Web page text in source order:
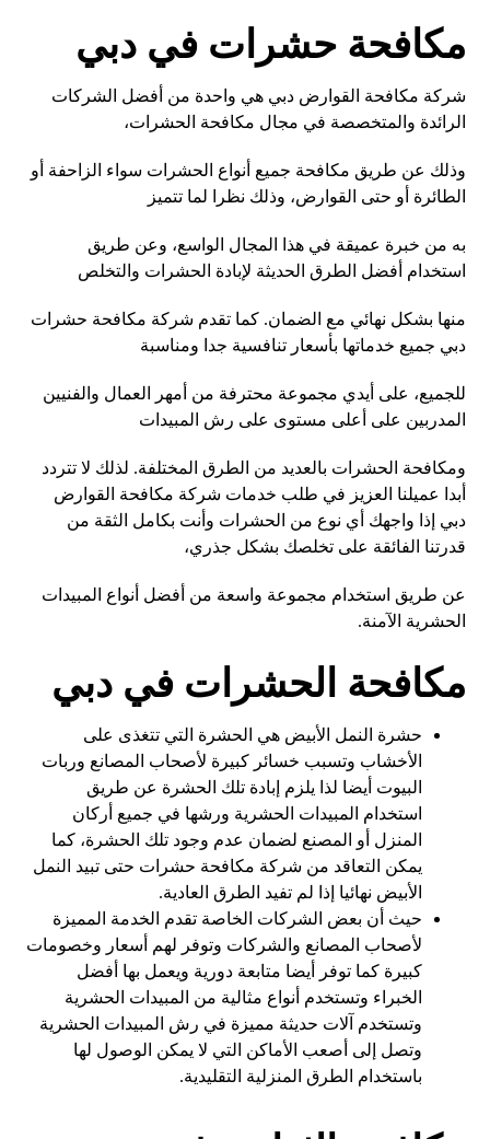
مكافحة حشرات في دبي
شركة مكافحة القوارض دبي هي واحدة من أفضل الشركات
الرائدة والمتخصصة في مجال مكافحة الحشرات،
وذلك عن طريق مكافحة جميع أنواع الحشرات سواء الزاحفة أو
الطائرة أو حتى القوارض، وذلك نظرا لما تتميز
به من خبرة عميقة في هذا المجال الواسع، وعن طريق
استخدام أفضل الطرق الحديثة لإبادة الحشرات والتخلص
منها بشكل نهائي مع الضمان. كما تقدم شركة مكافحة حشرات
دبي جميع خدماتها بأسعار تنافسية جدا ومناسبة
للجميع، على أيدي مجموعة محترفة من أمهر العمال والفنيين
المدربين على أعلى مستوى على رش المبيدات
ومكافحة الحشرات بالعديد من الطرق المختلفة. لذلك لا تتردد
أبدا عميلنا العزيز في طلب خدمات شركة مكافحة القوارض
دبي إذا واجهك أي نوع من الحشرات وأنت بكامل الثقة من
قدرتنا الفائقة على تخلصك بشكل جذري،
عن طريق استخدام مجموعة واسعة من أفضل أنواع المبيدات
الحشرية الآمنة.
مكافحة الحشرات في دبي
حشرة النمل الأبيض هي الحشرة التي تتغذى على
الأخشاب وتسبب خسائر كبيرة لأصحاب المصانع وربات
البيوت أيضا لذا يلزم إبادة تلك الحشرة عن طريق
استخدام المبيدات الحشرية ورشها في جميع أركان
المنزل أو المصنع لضمان عدم وجود تلك الحشرة، كما
يمكن التعاقد من شركة مكافحة حشرات حتى تبيد النمل
الأبيض نهائيا إذا لم تفيد الطرق العادية.
حيث أن بعض الشركات الخاصة تقدم الخدمة المميزة
لأصحاب المصانع والشركات وتوفر لهم أسعار وخصومات
كبيرة كما توفر أيضا متابعة دورية ويعمل بها أفضل
الخبراء وتستخدم أنواع مثالية من المبيدات الحشرية
وتستخدم آلات حديثة مميزة في رش المبيدات الحشرية
وتصل إلى أصعب الأماكن التي لا يمكن الوصول لها
باستخدام الطرق المنزلية التقليدية.